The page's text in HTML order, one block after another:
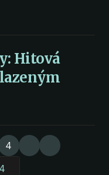
Hitová
4